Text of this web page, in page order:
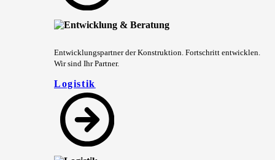
Entwicklungspartner der Konstruktion. Fortschritt entwicklen.
Wir sind Ihr Partner.
Logistik